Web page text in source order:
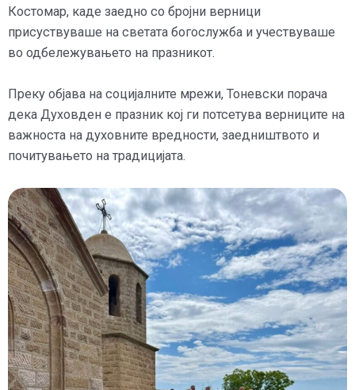
Костомар, каде заедно со бројни верници
присуствуваше на светата богослужба и учествуваше
во одбележувањето на празникот.
Преку објава на социјалните мрежи, Тоневски порача
дека Духовден е празник кој ги потсетува верниците на
важноста на духовните вредности, заедништвото и
почитувањето на традицијата.